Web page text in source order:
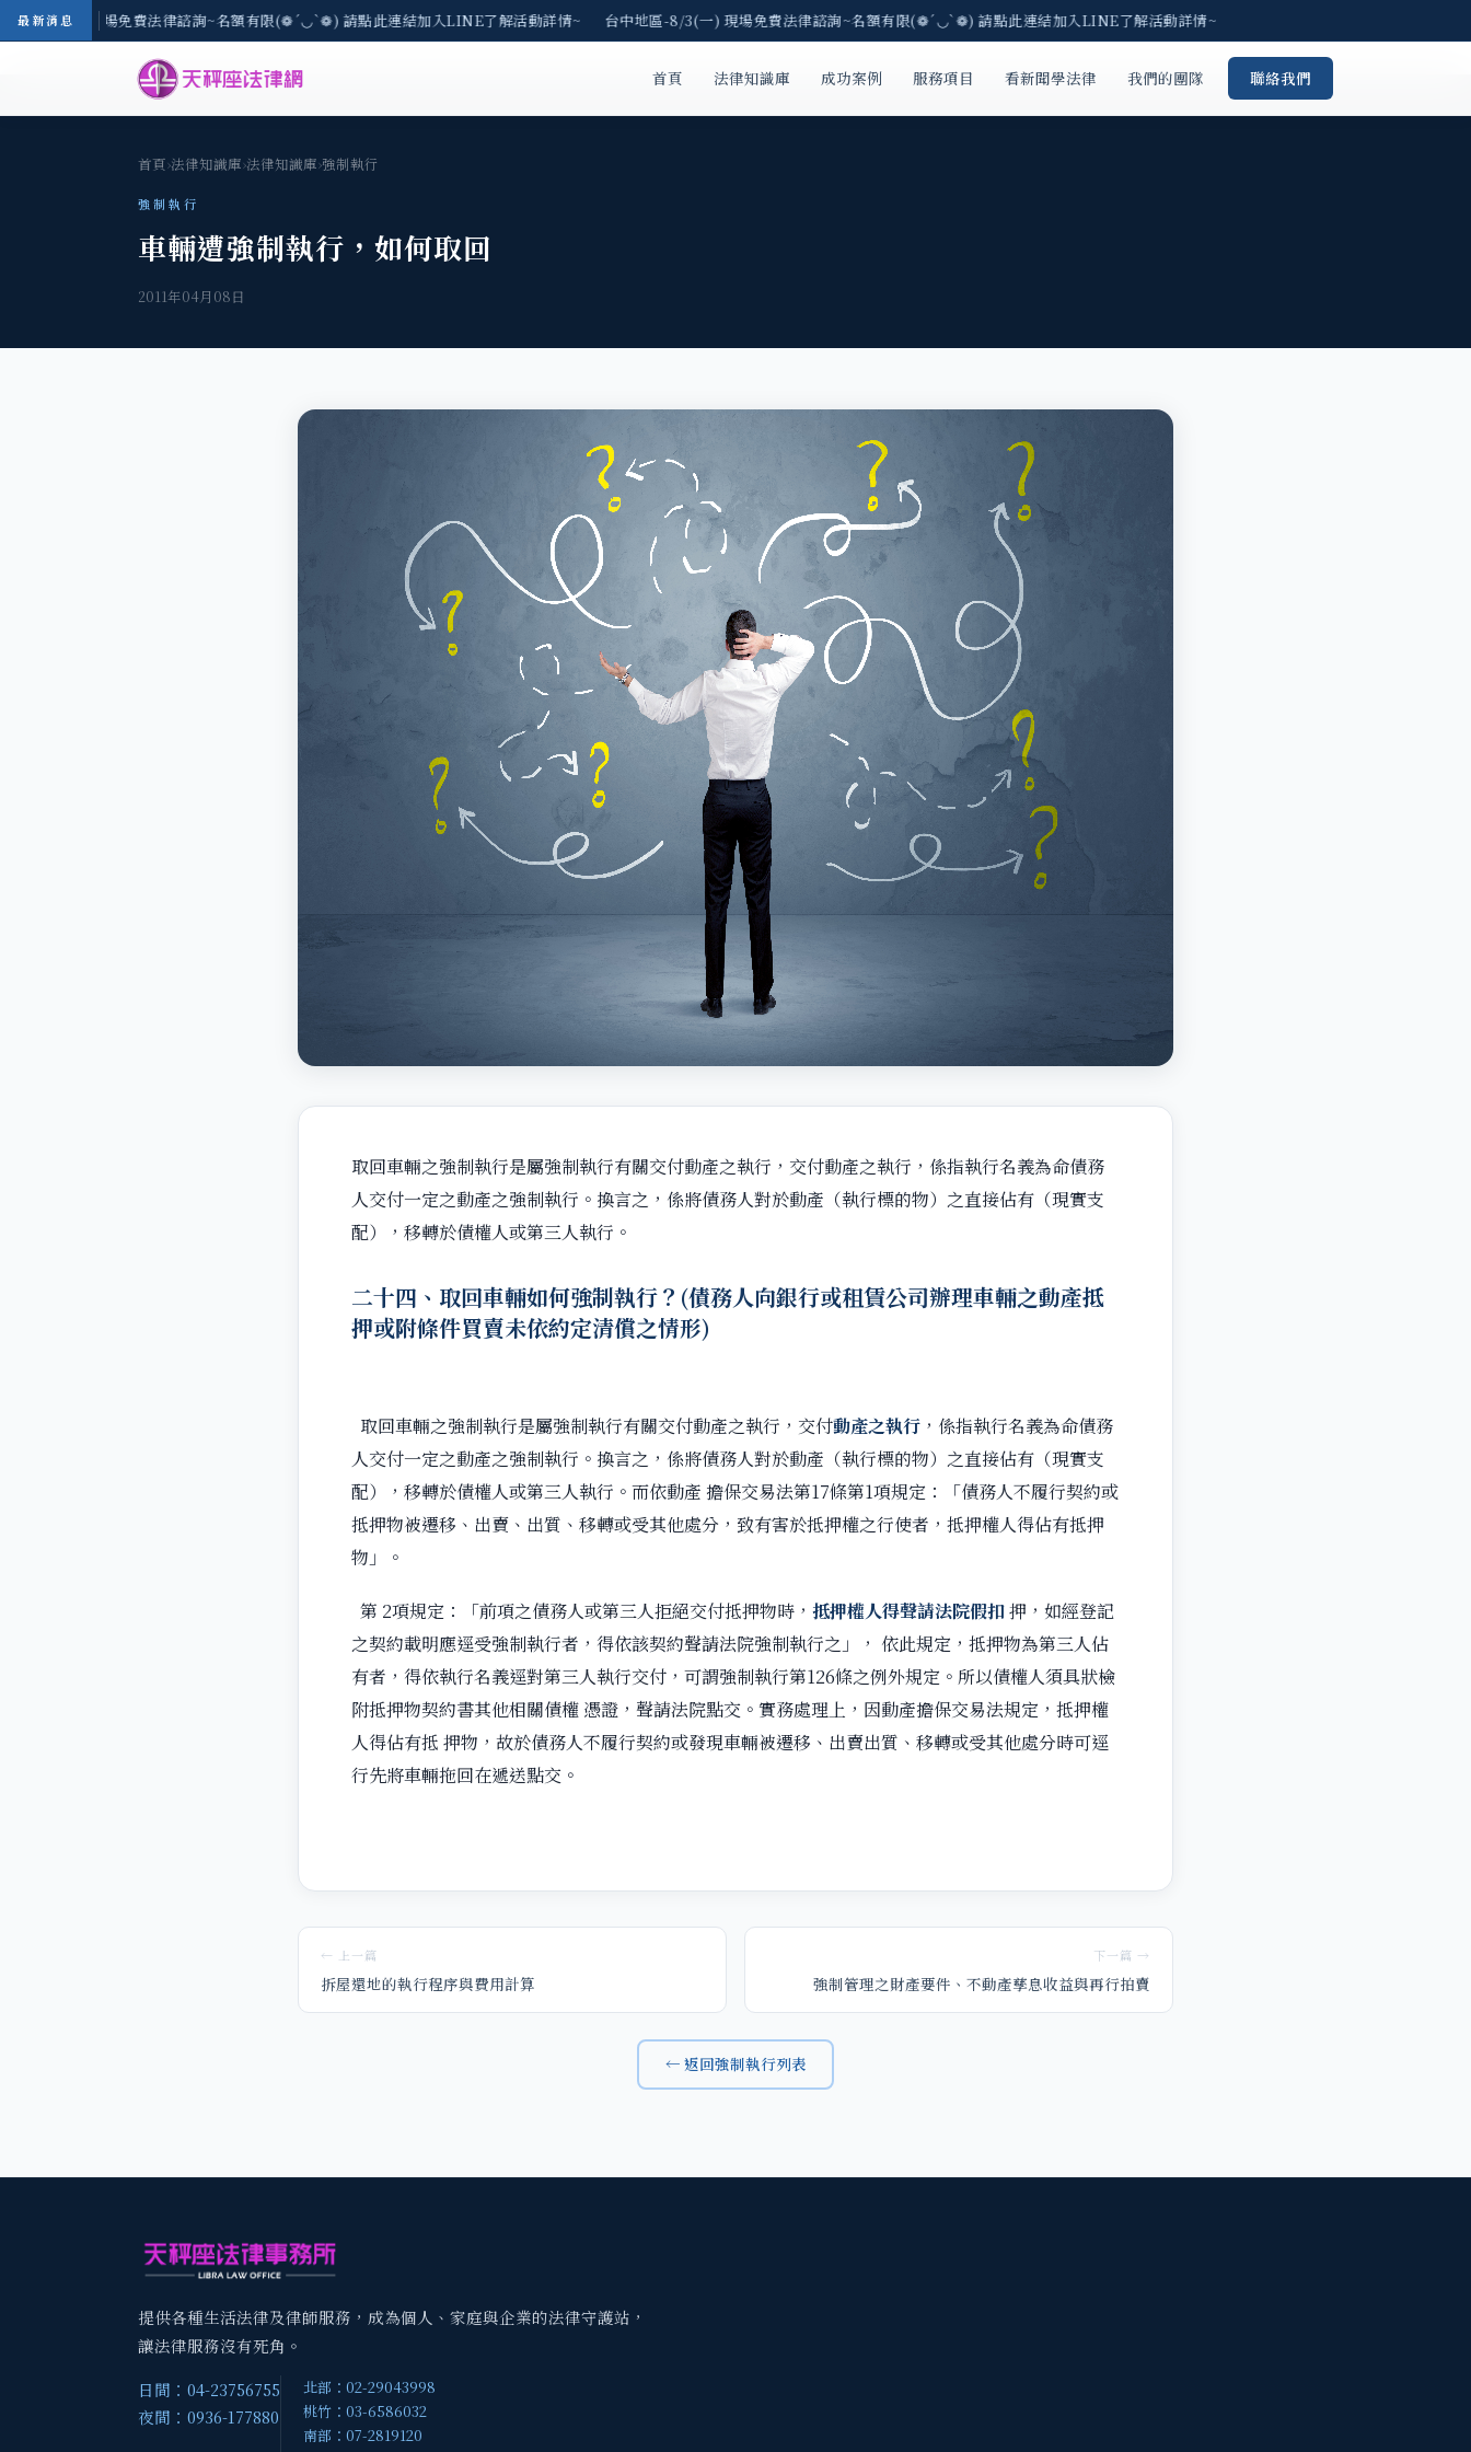
最新消息
-8/3(一) 現場免費法律諮詢~名額有限(❁´◡`❁) 請點此連結加入LINE了解活動詳情~ 台中地區-8/3(一) 現場免費法律諮詢~名額有限(❁´◡`❁) 請點此連結加入LINE了解活動詳情~
首頁 法律知識庫 成功案例 服務項目 看新聞學法律 我們的團隊 聯絡我們
首頁›法律知識庫›法律知識庫›強制執行
強制執行
車輛遭強制執行，如何取回
2011年04月08日
取回車輛之強制執行是屬強制執行有關交付動產之執行，交付動產之執行，係指執行名義為命債務
人交付一定之動產之強制執行。換言之，係將債務人對於動產（執行標的物）之直接佔有（現實支
配），移轉於債權人或第三人執行。
二十四、取回車輛如何強制執行？(債務人向銀行或租賃公司辦理車輛之動產抵
押或附條件買賣未依約定清償之情形)
取回車輛之強制執行是屬強制執行有關交付動產之執行，交付動產之執行 ，係指執行名義為命債務
人交付一定之動產之強制執行。換言之，係將債務人對於動產（執行標的物）之直接佔有（現實支
配），移轉於債權人或第三人執行。而依動產 擔保交易法第17條第1項規定：「債務人不履行契約或
抵押物被遷移、出賣、出質、移轉或受其他處分，致有害於抵押權之行使者，抵押權人得佔有抵押
物」。
第 2項規定：「前項之債務人或第三人拒絕交付抵押物時， 抵押權人得聲請法院假扣押，如經登記
之契約載明應逕受強制執行者，得依該契約聲請法院強制執行之」， 依此規定，抵押物為第三人佔
有者，得依執行名義逕對第三人執行交付，可謂強制執行第126條之例外規定。所以債權人須具狀檢
附抵押物契約書其他相關債權 憑證，聲請法院點交。實務處理上，因動產擔保交易法規定，抵押權
人得佔有抵 押物，故於債務人不履行契約或發現車輛被遷移、出賣出質、移轉或受其他處分時可逕
行先將車輛拖回在遞送點交。
← 上一篇
拆屋還地的執行程序與費用計算
下一篇 →
強制管理之財產要件、不動產孳息收益與再行拍賣
← 返回強制執行列表
提供各種生活法律及律師服務，成為個人、家庭與企業的法律守護站，
讓法律服務沒有死角。
日間：04-23756755
夜間：0936-177880
北部：02-29043998
桃竹：03-6586032
南部：07-2819120